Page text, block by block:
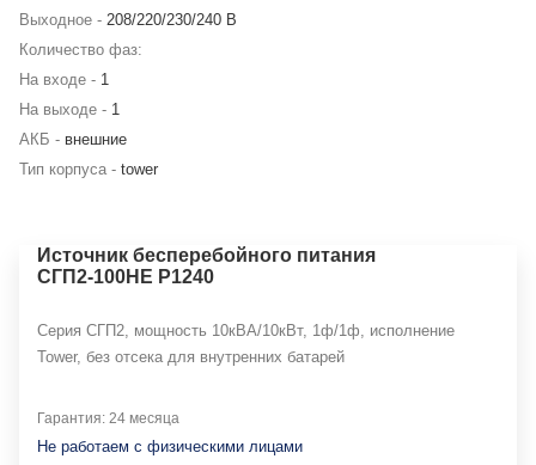
Выходное - 208/220/230/240 В
Количество фаз:
На входе - 1
На выходе - 1
АКБ - внешние
Тип корпуса - tower
Источник бесперебойного питания
СГП2-100НЕ Р1240
Серия СГП2, мощность 10кВА/10кВт, 1ф/1ф, исполнение
Tower, без отсека для внутренних батарей
Гарантия: 24 месяца
Не работаем с физическими лицами